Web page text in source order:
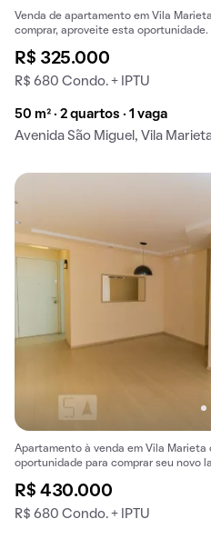
Venda de apartamento em Vila
comprar, aproveite esta oportunidade.
R$ 325.000
R$ 680 Condo. + IPTU
50 m² · 2 quartos · 1 vaga
Avenida São Miguel, Vila Marieta
Apartamento à venda em Vila Marieta
oportunidade para comprar seu novo
R$ 430.000
R$ 680 Condo. + IPTU